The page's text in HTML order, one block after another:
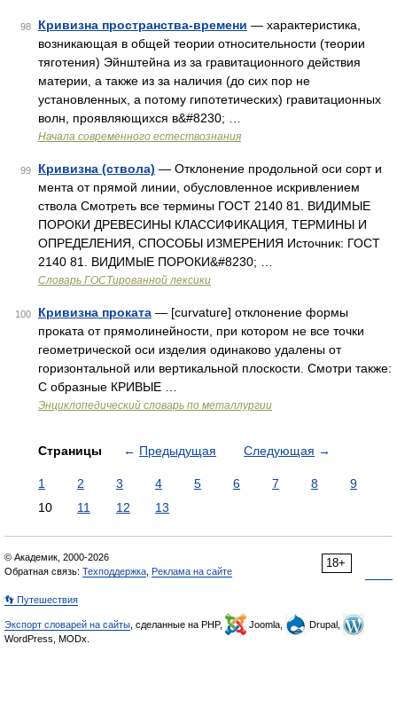
98 Кривизна пространства-времени — характеристика,
возникающая в общей теории относительности (теории
тяготения) Эйнштейна из за гравитационного действия
материи, а также из за наличия (до сих пор не
установленных, а потому гипотетических) гравитационных
волн, проявляющихся в&#8230; …
Начала современного естествознания
99 Кривизна (ствола) — Отклонение продольной оси сорт и
мента от прямой линии, обусловленное искривлением
ствола Смотреть все термины ГОСТ 2140 81. ВИДИМЫЕ
ПОРОКИ ДРЕВЕСИНЫ КЛАССИФИКАЦИЯ, ТЕРМИНЫ И
ОПРЕДЕЛЕНИЯ, СПОСОБЫ ИЗМЕРЕНИЯ Источник: ГОСТ
2140 81. ВИДИМЫЕ ПОРОКИ&#8230; …
Словарь ГОСТированной лексики
100 Кривизна проката — [curvature] отклонение формы
проката от прямолинейности, при котором не все точки
геометрической оси изделия одинаково удалены от
горизонтальной или вертикальной плоскости. Смотри также:
С образные КРИВЫЕ …
Энциклопедический словарь по металлургии
Страницы ← Предыдущая Следующая →
1 2 3 4 5 6 7 8
9
10
11 12 13
18+
© Академик, 2000-2026
Обратная связь: Техподдержка Реклама на сайте
👣 Путешествия
Экспорт словарей на сайты , сделанные на PHP, Joomla,
Drupal,
WordPress, MODx.